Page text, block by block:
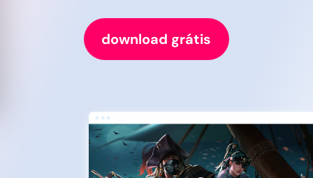
download grátis